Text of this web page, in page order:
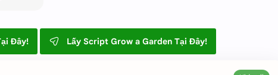
Đây! Lấy Script Grow a Garden Tại Đây!